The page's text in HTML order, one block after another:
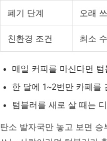
폐기 단계 오래
친환경 조건 최소
매일 커피를 마신다면
한 달에 1~2번만 카페를
텀블러를 새로 살 때는
탄소 발자국만 놓고 보면 승